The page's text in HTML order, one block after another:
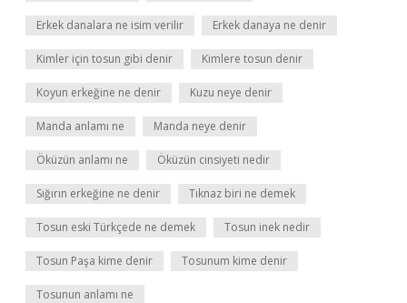
Erkek danalara ne isim verilir Erkek danaya ne denir
Kimler için tosun gibi denir Kimlere tosun denir
Koyun erkeğine ne denir Kuzu neye denir
Manda anlamı ne Manda neye denir
Öküzün anlamı ne Öküzün cinsiyeti nedir
Sığırın erkeğine ne denir Tıknaz biri ne demek
Tosun eski Türkçede ne demek Tosun inek nedir
Tosun Paşa kime denir Tosunum kime denir
Tosunun anlamı ne